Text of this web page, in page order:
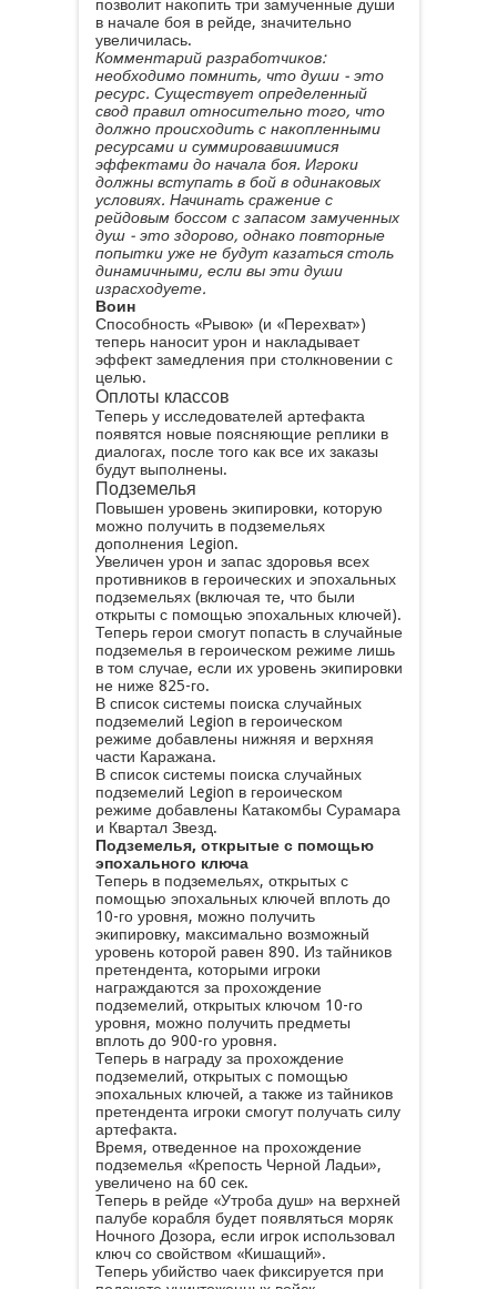
позволит накопить три замученные души
в начале боя в рейде, значительно
увеличилась.
Комментарий разработчиков:
необходимо помнить, что души - это
ресурс. Существует определенный
свод правил относительно того, что
должно происходить с накопленными
ресурсами и суммировавшимися
эффектами до начала боя. Игроки
должны вступать в бой в одинаковых
условиях. Начинать сражение с
рейдовым боссом с запасом замученных
душ - это здорово, однако повторные
попытки уже не будут казаться столь
динамичными, если вы эти души
израсходуете.
Воин
Способность «Рывок» (и «Перехват»)
теперь наносит урон и накладывает
эффект замедления при столкновении с
целью.
Оплоты классов
Теперь у исследователей артефакта
появятся новые поясняющие реплики в
диалогах, после того как все их заказы
будут выполнены.
Подземелья
Повышен уровень экипировки, которую
можно получить в подземельях
дополнения Legion.
Увеличен урон и запас здоровья всех
противников в героических и эпохальных
подземельях (включая те, что были
открыты с помощью эпохальных ключей).
Теперь герои смогут попасть в случайные
подземелья в героическом режиме лишь
в том случае, если их уровень экипировки
не ниже 825-го.
В список системы поиска случайных
подземелий Legion в героическом
режиме добавлены нижняя и верхняя
части Каражана.
В список системы поиска случайных
подземелий Legion в героическом
режиме добавлены Катакомбы Сурамара
и Квартал Звезд.
Подземелья, открытые с помощью
эпохального ключа
Теперь в подземельях, открытых с
помощью эпохальных ключей вплоть до
10-го уровня, можно получить
экипировку, максимально возможный
уровень которой равен 890. Из тайников
претендента, которыми игроки
награждаются за прохождение
подземелий, открытых ключом 10-го
уровня, можно получить предметы
вплоть до 900-го уровня.
Теперь в награду за прохождение
подземелий, открытых с помощью
эпохальных ключей, а также из тайников
претендента игроки смогут получать силу
артефакта.
Время, отведенное на прохождение
подземелья «Крепость Черной Ладьи»,
увеличено на 60 сек.
Теперь в рейде «Утроба душ» на верхней
палубе корабля будет появляться моряк
Ночного Дозора, если игрок использовал
ключ со свойством «Кишащий».
Теперь убийство чаек фиксируется при